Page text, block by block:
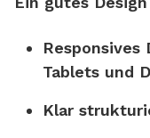
Responsives
Tablets und
Klar